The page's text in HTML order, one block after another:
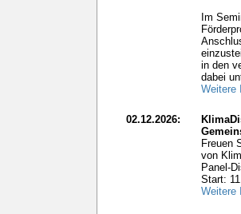
Im
in den
dabei
Weitere
02.12.2026:
Freuen
von
Panel-
Start:
Weitere